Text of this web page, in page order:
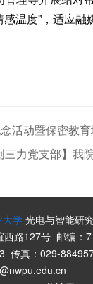
温度”，适应
活动暨保密教
力党支部】
大学 光电与智能研
西路127号 邮编：
传真：029-